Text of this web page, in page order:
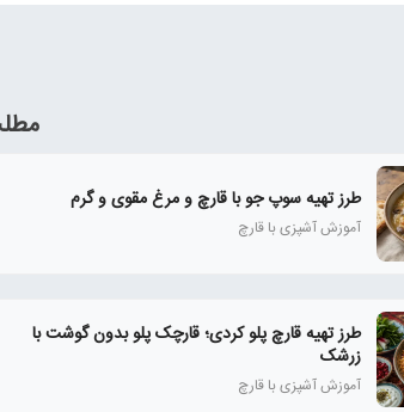
طرز تهیه سوپ جو با قارچ و مرغ مقوی و گرم
آموزش آشپزی با قارچ
طرز تهیه قارچ پلو کردی؛ قارچک پلو بدون گوشت با
زرشک
آموزش آشپزی با قارچ